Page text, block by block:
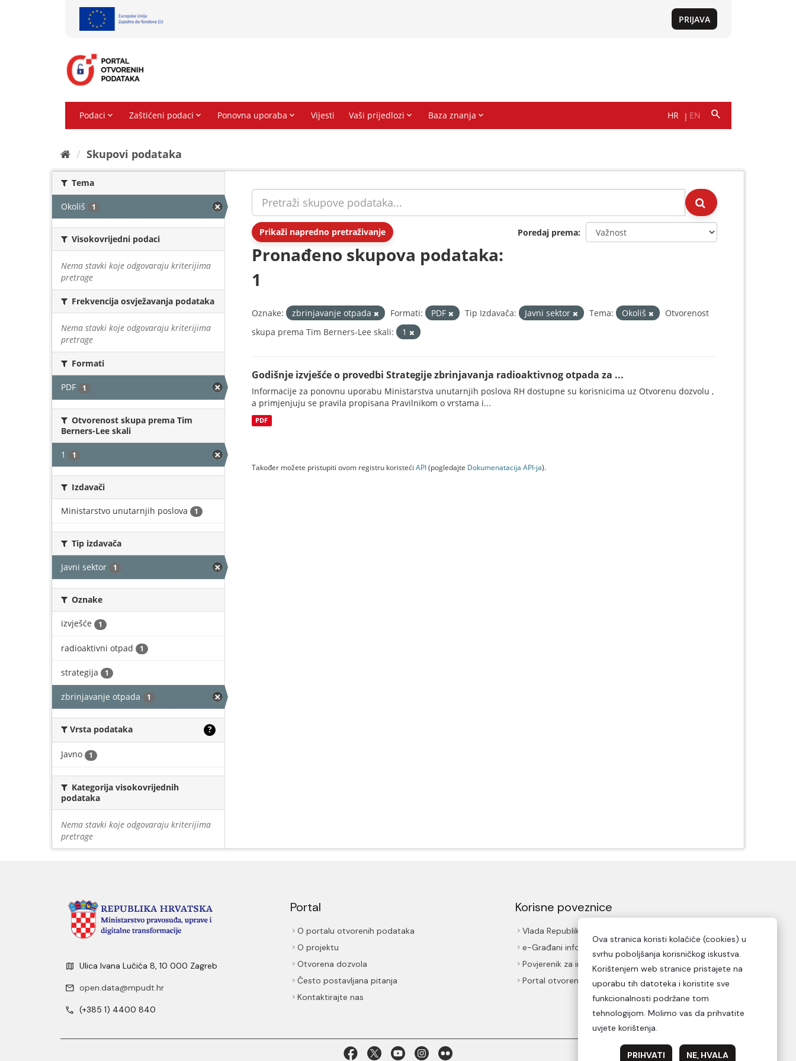
Skupovi podаtаkа
Tema
Okoliš 1
Visokovrijedni podaci
Nema stavki koje odgovaraju kriterijima
pretrage
Frekvencija osvježavanja podataka
Nema stavki koje odgovaraju kriterijima
pretrage
Formati
PDF 1
Otvorenost skupa prema Tim
Berners-Lee skali
1 1
Izdavači
Ministarstvo unutarnjih poslova 1
Tip izdavača
Javni sektor 1
Oznake
izvješće 1
radioaktivni otpad 1
strategija 1
zbrinjavanje otpada 1
Vrsta podataka ?
Javno 1
Kategorija visokovrijednih
podataka
Nema stavki koje odgovaraju kriterijima
pretrage
Prikaži napredno pretraživanje Poredaj prema
Pronađeno skupova podataka:
1
Oznake: zbrinjavanje otpada Formati: PDF Tip Izdavača: Javni sektor Tema: Okoliš
Otvorenost
skupa prema Tim Berners-Lee skali:
1
Godišnje izvješće o provedbi Strategije zbrinjavanja radioaktivnog otpada za ...
Informacije za ponovnu uporabu Ministarstva unutarnjih poslova RH dostupne su korisnicima uz Otvorenu dozvolu ,
a primjenjuju se pravila propisana Pravilnikom o vrstama i...
PDF
Također možete pristupiti ovom registru koristeći API(pogledajte Dokumenаtаcijа API-jа).